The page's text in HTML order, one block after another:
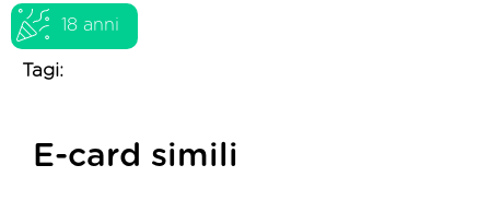
18 anni
Tagi:
E-card simili